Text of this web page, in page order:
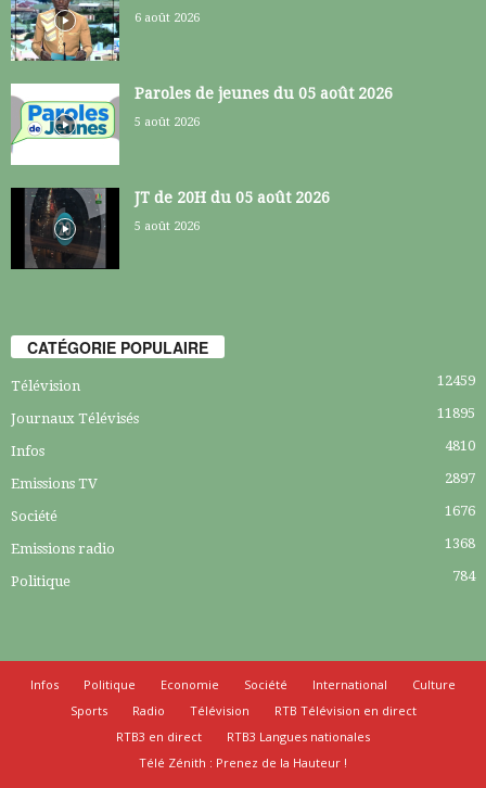
6 août 2026
Paroles de jeunes du 05 août 2026
5 août 2026
JT de 20H du 05 août 2026
5 août 2026
CATÉGORIE POPULAIRE
Télévision 12459
Journaux Télévisés 11895
Infos 4810
Emissions TV 2897
Société 1676
Emissions radio 1368
Politique 784
Infos Politique Economie Société International
Culture
Sports
Radio Télévision
RTB Télévision en direct
RTB3 en direct
RTB3 Langues nationales
Télé Zénith : Prenez de la Hauteur !